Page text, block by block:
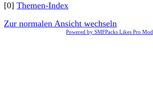
[0] Themen-Index
Zur normalen Ansicht wechseln
Powered by SMFPacks Likes Pro Mod